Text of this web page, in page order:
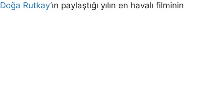
Doğa Rutkay’ın paylaştığı yılın en havalı filminin